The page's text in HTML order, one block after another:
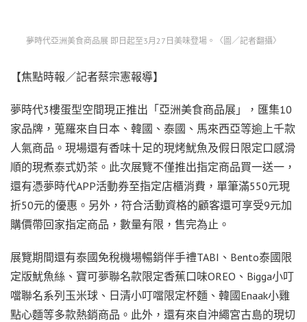
夢時代亞洲美食商品展 即日起至3月27日美味登場。〈圖／記者翻攝〉
【焦點時報／記者蔡宗憲報導】
夢時代3樓蛋型空間現正推出「亞洲美食商品展」，匯集10
家品牌，蒐羅來自日本、韓國、泰國、馬來西亞等逾上千款
人氣商品。現場還有香味十足的現烤魷魚及假日限定口感滑
順的現煮泰式奶茶。此次展覽不僅推出指定商品買一送一，
還有憑夢時代APP活動券至指定店櫃消費，單筆滿550元現
折50元的優惠。另外，符合活動資格的顧客還可享受9元加
購價帶回家指定商品，數量有限，售完為止。
展覽期間還有泰國免稅機場暢銷伴手禮TABI、Bento泰國限
定版魷魚絲、寶可夢聯名款限定香蕉口味OREO、Bigga小叮
噹聯名系列玉米球、日清小叮噹限定杯麵、韓國Enaak小雞
點心麵等多款熱銷商品。此外，還有來自沖繩宮古島的現切